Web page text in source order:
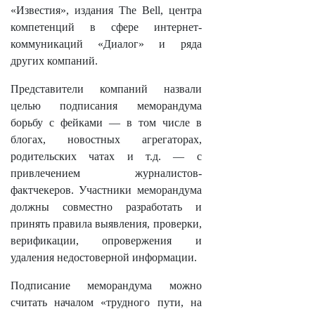
«Известия», издания The Bell, центра
компетенций в сфере интернет-
коммуникаций «Диалог» и ряда
других компаний.
Представители компаний назвали
целью подписания меморандума
борьбу с фейками — в том числе в
блогах, новостных агрегаторах,
родительских чатах и т.д. — с
привлечением журналистов-
фактчекеров. Участники меморандума
должны совместно разработать и
принять правила выявления, проверки,
верификации, опровержения и
удаления недостоверной информации.
Подписание меморандума можно
считать началом «трудного пути, на